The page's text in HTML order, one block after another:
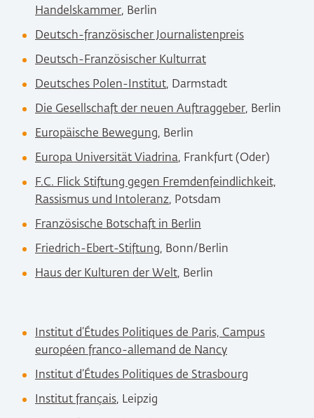
Handelskammer, Berlin
Deutsch-französischer Journalistenpreis
Deutsch-Französischer Kulturrat
Deutsches Polen-Institut, Darmstadt
Die Gesellschaft der neuen Auftraggeber, Berlin
Europäische Bewegung, Berlin
Europa Universität Viadrina, Frankfurt (Oder)
F.C. Flick Stiftung gegen Fremdenfeindlichkeit,
Rassismus und Intoleranz, Potsdam
Französische Botschaft in Berlin
Friedrich-Ebert-Stiftung, Bonn/Berlin
Haus der Kulturen der Welt, Berlin
Institut d’Études Politiques de Paris, Campus
européen franco-allemand de Nancy
Institut d’Études Politiques de Strasbourg
Institut français, Leipzig